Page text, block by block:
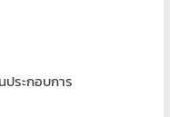
ประกอบการ